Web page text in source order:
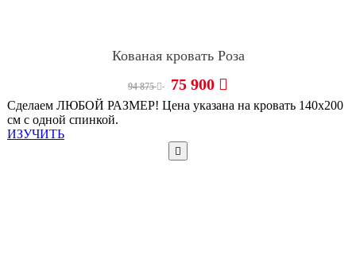
Кованая кровать Роза
94 875 75 900
Сделаем ЛЮБОЙ РАЗМЕР! Цена указана на кровать 140х200
см с одной спинкой.
ИЗУЧИТЬ